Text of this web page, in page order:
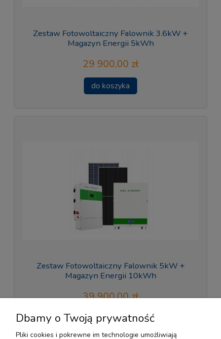
Zestaw Fotowoltaiczny Falownik 3.6kW +
Magazyn Energii 5kWh
29 900,00 zł
do koszyka
Zestaw Fotowoltaiczny Falownik 5kW +
Magazyn Energii 10kWh
39 900,00 zł
do koszyka
Dbamy o Twoją prywatność
Pliki cookies i pokrewne im technologie umożliwiają